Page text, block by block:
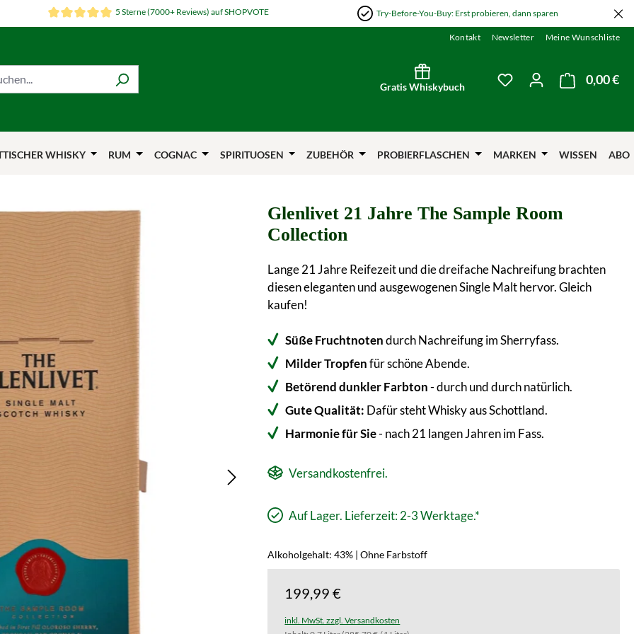
5 Sterne (7000+ Reviews) auf SHOPVOTE Try-Before-You-Buy: Erst probieren, dann sparen
Kontakt Newsletter Meine Wunschliste
Gratis Whiskybuch
Du hast 0 Produkte
0,00 €
WHISKY RUM COGNAC SPIRITUOSEN ZUBEHÖR PROBIERFLASCHEN MARKEN WISSEN ABO
Glenlivet 21 Jahre The Sample Room
Collection
Lange 21 Jahre Reifezeit und die dreifache Nachreifung brachten
diesen eleganten und ausgewogenen Single Malt hervor. Gleich
kaufen!
Süße Fruchtnotendurch Nachreifung im Sherryfass.
Milder Tropfenfür schöne Abende.
Betörend dunkler Farbton- durch und durch natürlich.
Gute Qualität: Dafür steht Whisky aus Schottland.
Harmonie für Sie- nach 21 langen Jahren im Fass.
Versandkostenfrei.
Auf Lager. Lieferzeit: 2-3 Werktage.*
Alkoholgehalt: 43% | Ohne Farbstoff
199,99 €
inkl. MwSt. zzgl. Versandkosten